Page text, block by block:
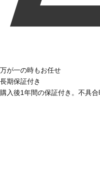
万が一の時もお任せ
長期保証付き
購入後1年間の保証付き。不具